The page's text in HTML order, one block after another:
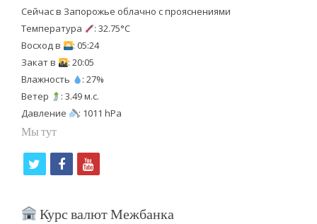
Сейчас в Запорожье облачно с прояснениями
Температура
: 32.75°C
Восход в
: 05:24
Закат в
: 20:05
Влажность
: 27%
Ветер
: 3.49 м.с.
Давление
: 1011 hPa
Мы тут
i
f
c
y
u
Курс валют Межбанка